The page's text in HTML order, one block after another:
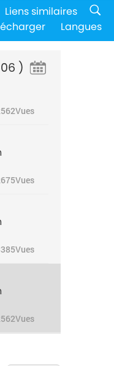
Liens similaires
Langues
)
Vues
Vues
Vues
Vues
Vues